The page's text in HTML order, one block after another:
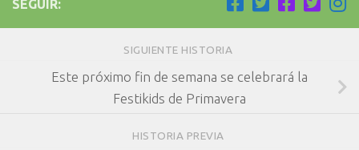
SEGUIR:
SIGUIENTE HISTORIA
Este próximo fin de semana se celebrará la
Festikids de Primavera
HISTORIA PREVIA